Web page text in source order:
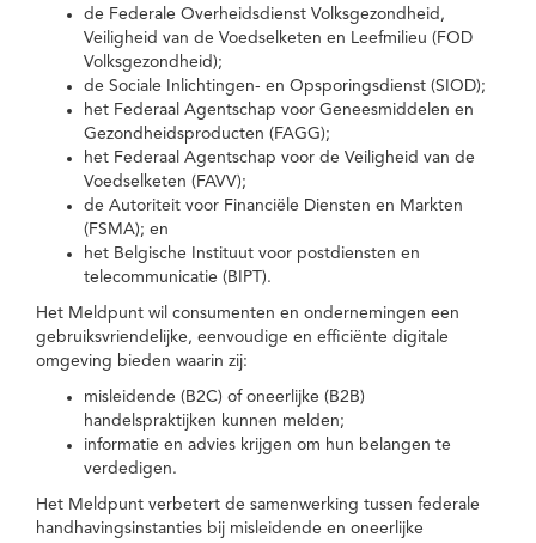
de Federale Overheidsdienst Volksgezondheid,
Veiligheid van de Voedselketen en Leefmilieu (FOD
Volksgezondheid);
de Sociale Inlichtingen- en Opsporingsdienst (SIOD);
het Federaal Agentschap voor Geneesmiddelen en
Gezondheidsproducten (FAGG);
het Federaal Agentschap voor de Veiligheid van de
Voedselketen (FAVV);
de Autoriteit voor Financiële Diensten en Markten
(FSMA); en
het Belgische Instituut voor postdiensten en
telecommunicatie (BIPT).
Het Meldpunt wil consumenten en ondernemingen een
gebruiksvriendelijke, eenvoudige en efficiënte digitale
omgeving bieden waarin zij:
misleidende (B2C) of oneerlijke (B2B)
handelspraktijken kunnen melden;
informatie en advies krijgen om hun belangen te
verdedigen.
Het Meldpunt verbetert de samenwerking tussen federale
handhavingsinstanties bij misleidende en oneerlijke